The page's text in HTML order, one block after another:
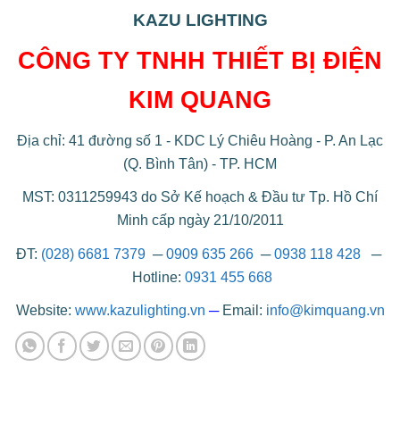
KAZU LIGHTING
CÔNG TY TNHH THIẾT BỊ ĐIỆN
KIM QUANG
Địa chỉ: 41 đường số 1 - KDC Lý Chiêu Hoàng - P. An Lạc
(Q. Bình Tân) - TP. HCM
MST: 0311259943 do Sở Kế hoạch & Đầu tư Tp. Hồ Chí
Minh cấp ngày 21/10/2011
ĐT: (028) 6681 7379 ─0909 635 266─0938 118 428─
Hotline: 0931 455 668
Website: www.kazulighting.vn ─ Email: info@kimquang.vn